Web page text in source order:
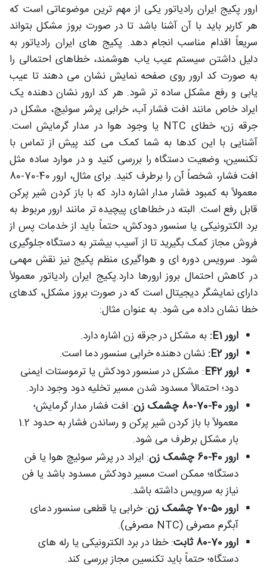
ارور پکیج ایران رادیاتور یکی از مهم ترین موضوعاتی است که
هر کاربر باید با آن آشنا باشد تا در صورت بروز مشکل بتواند
سریعاً اقدام مناسب انجام دهد. پکیج های ایران رادیاتور به
دلیل داشتن سیستم عیب یاب هوشمند، خطاهای احتمالی را
به صورت کد ارور روی صفحه نمایش نشان می دهند تا عیب
یابی و رفع مشکل ساده تر شود. هر کد ارور نشان دهنده یک
ایراد خاص مانند افت فشار آب، خرابی پرشر سوئیچ، مشکل در
جرقه زن، خطای NTC یا وجود هوا در مدار گرمایش است.
آشنایی با این کدها به شما کمک می کند پیش از تماس با
تکنسین، وضعیت دستگاه را بررسی کنید و در موارد ساده مثل
افت فشار، شخصاً آن را برطرف کنید. برای مثال، ارور 40-70-80
معمولاً به کمبود فشار مدار اشاره دارد که با باز کردن شیر پرکن
قابل رفع است. البته در خطاهای پیچیده تر مانند ارور مربوط به
برد الکترونیکی یا سنسور دودکش، حتماً باید از خدمات پس از
فروش مجاز کمک بگیرید تا از آسیب بیشتر به دستگاه جلوگیری
شود. سرویس دوره ای و هواگیری منظم پکیج نیز نقش مهمی
در کاهش احتمال بروز ارورها دارد.پکیج ایران رادیاتور معمولاً
دارای نمایشگر دیجیتال است که در صورت بروز مشکل، کدهای
خطا نشان داده می شود. به عنوان مثال:
ارور E1:
به مشکل در جرقه زن اشاره دارد.
ارور E2:
نشان دهنده خرابی سنسور دما است.
ارور E42
: مشکل در سنسور دودکش یا ترموستات ایمنی
دود؛ احتمالاً مسدود شدن مسیر تخلیه دود وجود دارد.
ارور 40-70-80 چشمک زن
: افت فشار مدار گرمایش؛
معمولاً با باز کردن شیر پرکن و رساندن فشار به حدود 1.2
بار مشکل برطرف می شود.
ارور 40-60 چشمک زن
: ایراد در پرشر سوئیچ هوا یا فن
دستگاه؛ ممکن است مسیر دودکش مسدود باشد یا فن
نیاز به سرویس داشته باشد.
ارور 50-70 چشمک زن
: خرابی یا قطعی سنسور دمای
آبگرم مصرفی (NTC مصرفی).
ارور 70-80 ثابت
: خطا در برد الکترونیکی یا رله های
دستگاه؛ حتماً باید تکنسین مجاز بررسی کند.